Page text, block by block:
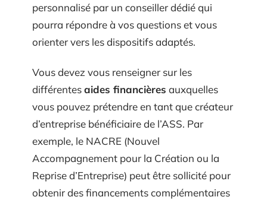
personnalisé par un conseiller dédié qui
pourra répondre à vos questions et vous
orienter vers les dispositifs adaptés.
Vous devez vous renseigner sur les
différentesaides financières auxquelles
vous pouvez prétendre en tant que créateur
d’entreprise bénéficiaire de l’ASS. Par
exemple, le NACRE (Nouvel
Accompagnement pour la Création ou la
Reprise d’Entreprise) peut être sollicité pour
obtenir des financements complémentaires